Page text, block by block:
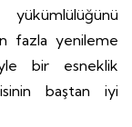
fazla yenileme
bir esneklik
baştan iyi